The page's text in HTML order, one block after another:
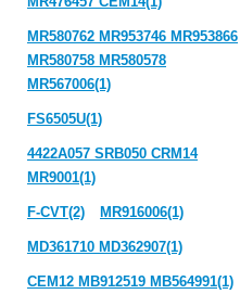
MR580762 MR953746 MR953866
MR580758 MR580578
MR567006(1)
FS6505U(1)
4422A057 SRB050 CRM14
MR9001(1)
F-CVT(2) MR916006(1)
MD361710 MD362907(1)
CEM12 MB912519 MB564991(1)